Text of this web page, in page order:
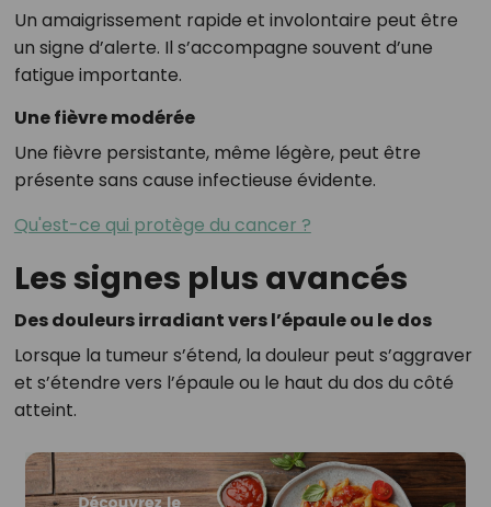
Un amaigrissement rapide et involontaire peut être
un signe d’alerte. Il s’accompagne souvent d’une
fatigue importante.
Une fièvre modérée
Une fièvre persistante, même légère, peut être
présente sans cause infectieuse évidente.
Qu'est-ce qui protège du cancer ?
Les signes plus avancés
Des douleurs irradiant vers l’épaule ou le dos
Lorsque la tumeur s’étend, la douleur peut s’aggraver
et s’étendre vers l’épaule ou le haut du dos du côté
atteint.